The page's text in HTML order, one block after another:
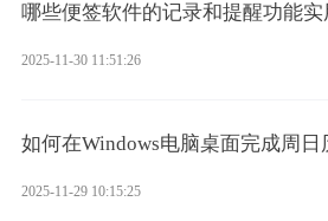
哪些便签软件的记录和提醒功能实
2025-11-30 11:51:26
如何在Windows电脑桌面完成周日
2025-11-29 10:15:25